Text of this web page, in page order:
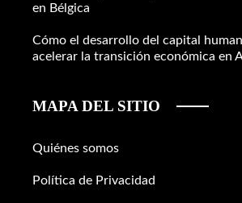
en Bélgica
Cómo el desarrollo del capital
acelerar la transición económica en
MAPA DEL SITIO
Quiénes somos
Política de Privacidad